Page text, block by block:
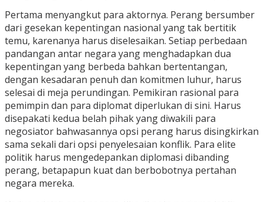
Pertama menyangkut para aktornya. Perang bersumber
dari gesekan kepentingan nasional yang tak bertitik
temu, karenanya harus diselesaikan. Setiap perbedaan
pandangan antar negara yang menghadapkan dua
kepentingan yang berbeda bahkan bertentangan,
dengan kesadaran penuh dan komitmen luhur, harus
selesai di meja perundingan. Pemikiran rasional para
pemimpin dan para diplomat diperlukan di sini. Harus
disepakati kedua belah pihak yang diwakili para
negosiator bahwasannya opsi perang harus disingkirkan
sama sekali dari opsi penyelesaian konflik. Para elite
politik harus mengedepankan diplomasi dibanding
perang, betapapun kuat dan berbobotnya pertahan
negara mereka.